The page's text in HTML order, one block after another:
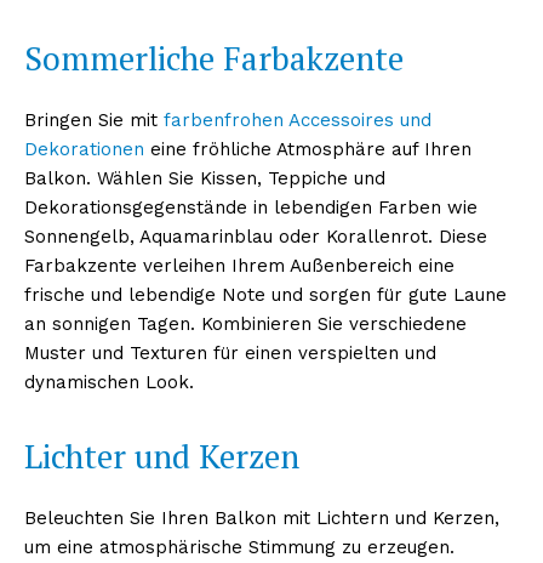
Sommerliche Farbakzente
Bringen Sie mit farbenfrohen Accessoires und
Dekorationen eine fröhliche Atmosphäre auf Ihren
Balkon. Wählen Sie Kissen, Teppiche und
Dekorationsgegenstände in lebendigen Farben wie
Sonnengelb, Aquamarinblau oder Korallenrot. Diese
Farbakzente verleihen Ihrem Außenbereich eine
frische und lebendige Note und sorgen für gute Laune
an sonnigen Tagen. Kombinieren Sie verschiedene
Muster und Texturen für einen verspielten und
dynamischen Look.
Lichter und Kerzen
Beleuchten Sie Ihren Balkon mit Lichtern und Kerzen,
um eine atmosphärische Stimmung zu erzeugen.